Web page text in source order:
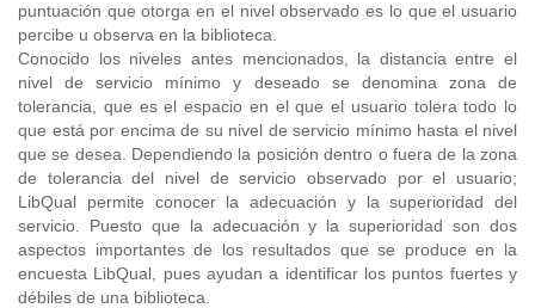
puntuación que otorga en el nivel observado es lo que el usuario
percibe u observa en la biblioteca.
Conocido los niveles antes mencionados, la distancia entre el
nivel de servicio mínimo y deseado se denomina zona de
tolerancia, que es el espacio en el que el usuario tolera todo lo
que está por encima de su nivel de servicio mínimo hasta el nivel
que se desea. Dependiendo la posición dentro o fuera de la zona
de tolerancia del nivel de servicio observado por el usuario;
LibQual permite conocer la adecuación y la superioridad del
servicio. Puesto que la adecuación y la superioridad son dos
aspectos importantes de los resultados que se produce en la
encuesta LibQual, pues ayudan a identificar los puntos fuertes y
débiles de una biblioteca.